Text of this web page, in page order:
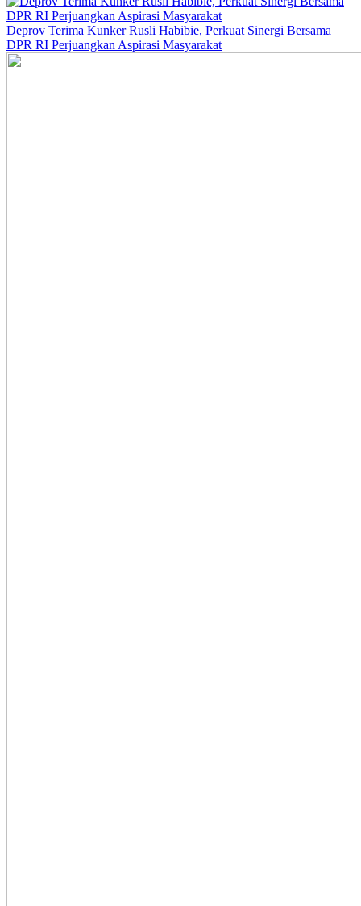
Deprov Terima Kunker Rusli Habibie, Perkuat Sinergi Bersama
DPR RI Perjuangkan Aspirasi Masyarakat